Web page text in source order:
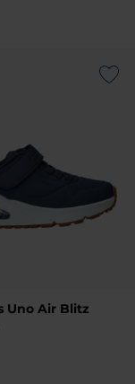
Add to
Uno Air Blitz